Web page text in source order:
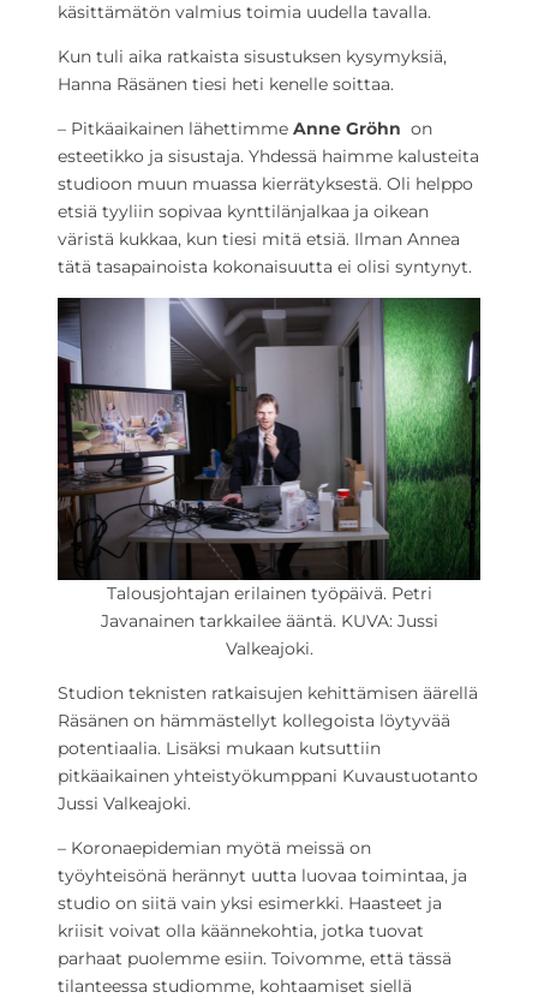
käsittämätön valmius toimia uudella tavalla.
Kun tuli aika ratkaista sisustuksen kysymyksiä,
Hanna Räsänen tiesi heti kenelle soittaa.
– Pitkäaikainen lähettimme Anne Gröhn on
esteetikko ja sisustaja. Yhdessä haimme kalusteita
studioon muun muassa kierrätyksestä. Oli helppo
etsiä tyyliin sopivaa kynttilänjalkaa ja oikean
väristä kukkaa, kun tiesi mitä etsiä. Ilman Annea
tätä tasapainoista kokonaisuutta ei olisi syntynyt.
Talousjohtajan erilainen työpäivä. Petri
Javanainen tarkkailee ääntä. KUVA: Jussi
Valkeajoki.
Studion teknisten ratkaisujen kehittämisen äärellä
Räsänen on hämmästellyt kollegoista löytyvää
potentiaalia. Lisäksi mukaan kutsuttiin
pitkäaikainen yhteistyökumppani Kuvaustuotanto
Jussi Valkeajoki.
– Koronaepidemian myötä meissä on
työyhteisönä herännyt uutta luovaa toimintaa, ja
studio on siitä vain yksi esimerkki. Haasteet ja
kriisit voivat olla käännekohtia, jotka tuovat
parhaat puolemme esiin. Toivomme, että tässä
tilanteessa studiomme, kohtaamiset siellä